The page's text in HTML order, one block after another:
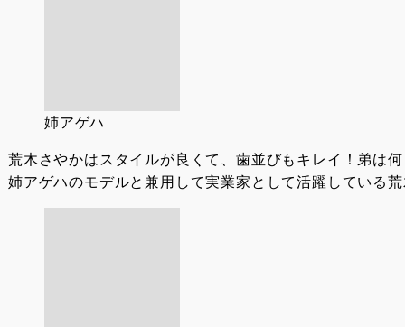
姉アゲハ
荒木さやかはスタイルが良くて、歯並びもキレイ！弟は
姉アゲハのモデルと兼用して実業家として活躍している